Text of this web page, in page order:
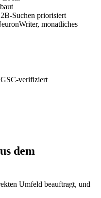
Suchen priorisiert
monatliches
verifiziert
dem
Umfeld beauftragt, und